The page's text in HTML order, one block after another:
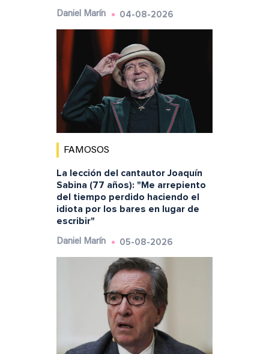
Daniel Marín 04-08-2026
FAMOSOS
La lección del cantautor Joaquín
Sabina (77 años): "Me arrepiento
del tiempo perdido haciendo el
idiota por los bares en lugar de
escribir"
Daniel Marín 05-08-2026